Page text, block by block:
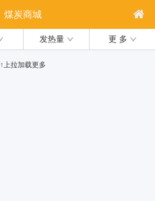
煤炭商城
发热量 更 多
↑上拉加载更多